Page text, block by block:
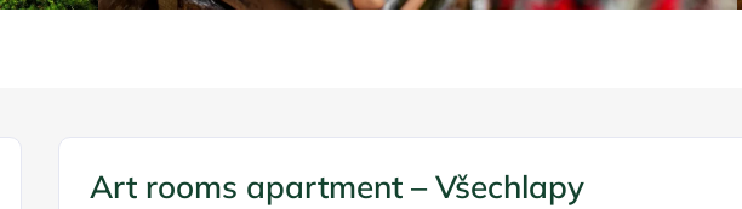
Art rooms apartment – Všechlapy